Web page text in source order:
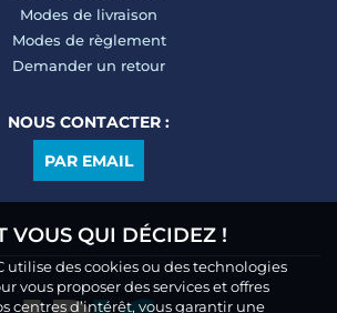
VOUS QUI DÉCIDEZ !
utilise des cookies ou des technologies
vous proposer des services et offres
centres d’intérêt, vous garantir une
Modes de livraison
Modes de règlement
Demander un retour
NOUS CONTACTER :
PAR EMAIL